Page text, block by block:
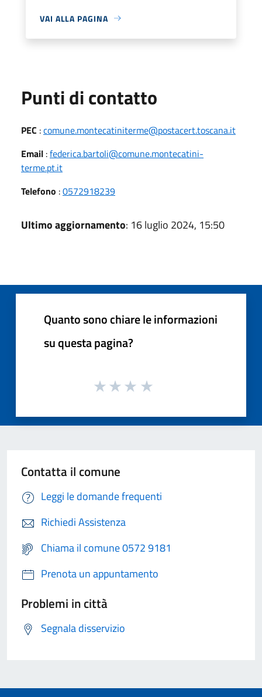
VAI ALLA PAGINA
Punti di contatto
PEC :comune.montecatiniterme@postacert.toscana.it
Email :federica.bartoli@comune.montecatini-
terme.pt.it
Telefono :0572918239
Ultimo aggiornamento: 16 luglio 2024, 15:50
Quanto sono chiare le informazioni
su questa pagina?
Contatta il comune
Leggi le domande frequenti
Richiedi Assistenza
Chiama il comune 0572 9181
Prenota un appuntamento
Problemi in città
Segnala disservizio